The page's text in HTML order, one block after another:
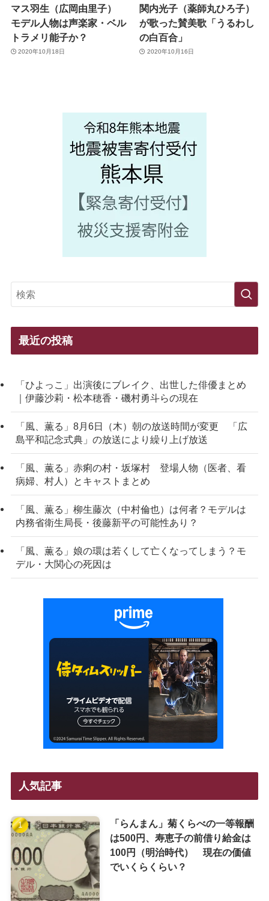
マス羽生（広岡由里子）
モデル人物は声楽家・ベル
トラメリ能子か？
2020年10月18日
関内光子（薬師丸ひろ子）
が歌った賛美歌「うるわし
の白百合」
2020年10月16日
最近の投稿
「ひよっこ」出演後にブレイク、出世した俳優まとめ
｜伊藤沙莉・松本穂香・磯村勇斗らの現在
「風、薫る」8月6日（木）朝の放送時間が変更 「広
島平和記念式典」の放送により繰り上げ放送
「風、薫る」赤痢の村・坂塚村 登場人物（医者、看
病婦、村人）とキャストまとめ
「風、薫る」柳生藤次（中村倫也）は何者？モデルは
内務省衛生局長・後藤新平の可能性あり？
「風、薫る」娘の環は若くして亡くなってしまう？モ
デル・大関心の死因は
人気記事
「らんまん」菊くらべの一等報酬
は500円、寿恵子の前借り給金は
100円（明治時代） 現在の価値
でいくらくらい？